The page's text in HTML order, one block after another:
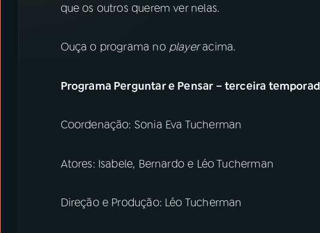
Instagram X
que os outros querem ver nelas.
Ouça o programa no playeracima.
Programa Perguntar e Pensar – terceira
Coordenação: Sonia Eva Tucherman
Atores: Isabele, Bernardo e Léo Tucherman
Direção e Produção: Léo Tucherman